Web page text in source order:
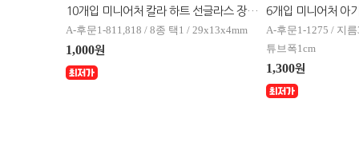
10개입 미니어처 칼라 하트 선글라스 장식 데코
A-후문1-811,818 / 8종 택1 / 29x13x4mm
1,000원
A-후문1-1275 / 지
튜브폭1cm
1,300원